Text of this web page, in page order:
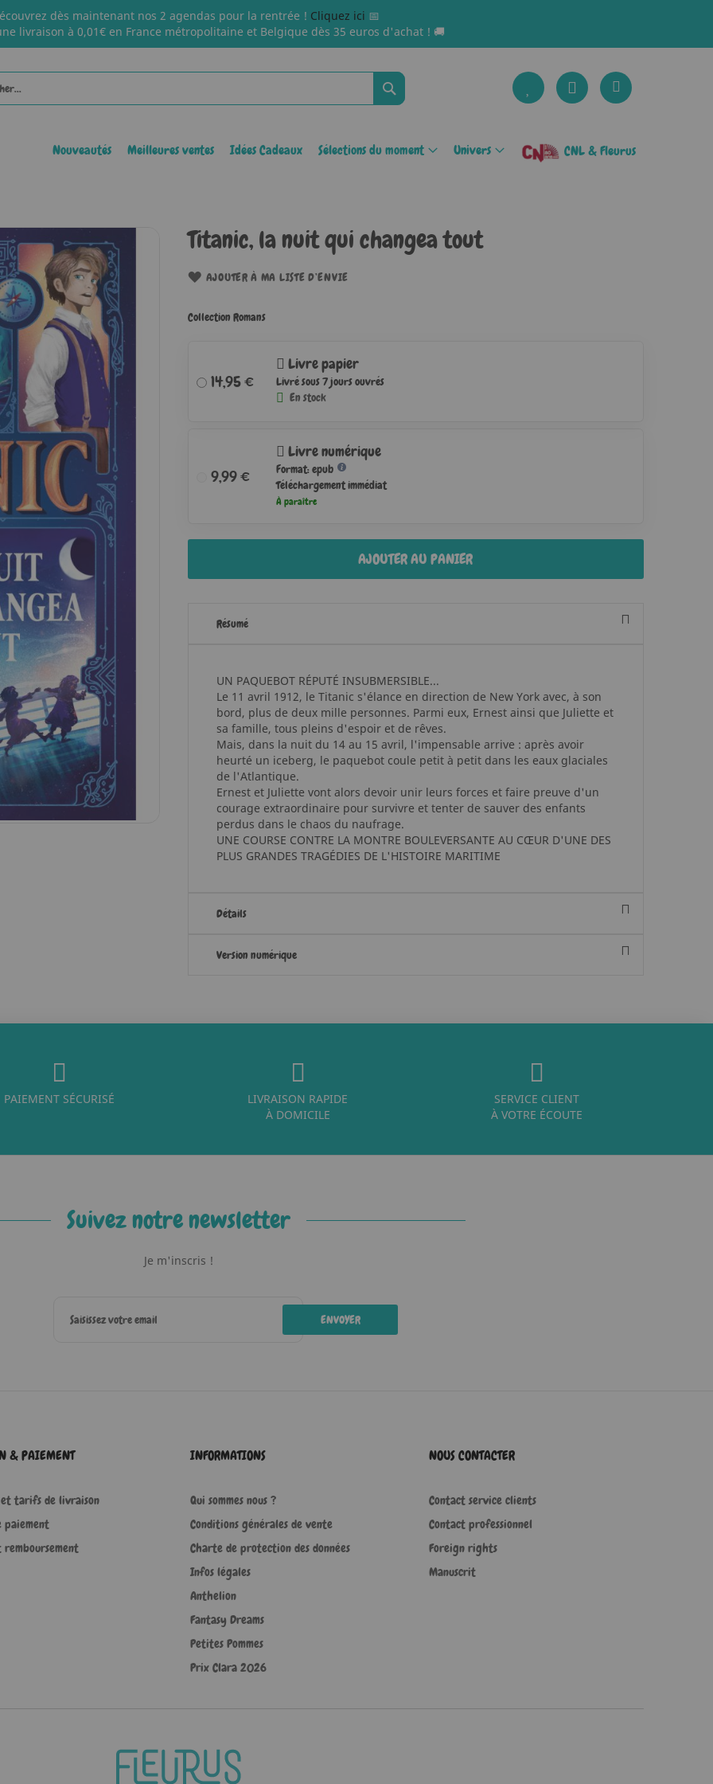
dès maintenant nos 2 agendas pour la rentrée ! Cliquez ici 📅
livraison à 0,01€ en France métropolitaine et Belgique dès 35 euros d'achat ! 🚚
Rechercher
Nouveautés Meilleures ventes Idées Cadeaux Sélections du moment Univers CNL & Fleurus
Titanic, la nuit qui changea tout
AJOUTER À MA LISTE D’ENVIE
Collection Romans
14,95 €
Livre papier
Livré sous 7 jours ouvrés
En stock
9,99 €
Livre numérique
Format: epub
Téléchargement immédiat
À paraître
AJOUTER AU PANIER
Résumé
UN PAQUEBOT RÉPUTÉ INSUBMERSIBLE...
Le 11 avril 1912, le Titanic s'élance en direction de New York avec, à son
bord, plus de deux mille personnes. Parmi eux, Ernest ainsi que Juliette et
sa famille, tous pleins d'espoir et de rêves.
Mais, dans la nuit du 14 au 15 avril, l'impensable arrive : après avoir
heurté un iceberg, le paquebot coule petit à petit dans les eaux glaciales
de l'Atlantique.
Ernest et Juliette vont alors devoir unir leurs forces et faire preuve d'un
courage extraordinaire pour survivre et tenter de sauver des enfants
perdus dans le chaos du naufrage.
UNE COURSE CONTRE LA MONTRE BOULEVERSANTE AU CŒUR D'UNE DES
PLUS GRANDES TRAGÉDIES DE L'HISTOIRE MARITIME
Détails
Version numérique
PAIEMENT SÉCURISÉ
LIVRAISON RAPIDE
À DOMICILE
SERVICE CLIENT
À VOTRE ÉCOUTE
Suivez notre newsletter
Je m'inscris !
ENVOYER
& PAIEMENT
et tarifs de livraison
paiement
remboursement
INFORMATIONS
Qui sommes nous ?
Conditions générales de vente
Charte de protection des données
Infos légales
Anthelion
Fantasy Dreams
Petites Pommes
Prix Clara 2026
NOUS CONTACTER
Contact service clients
Contact professionnel
Foreign rights
Manuscrit